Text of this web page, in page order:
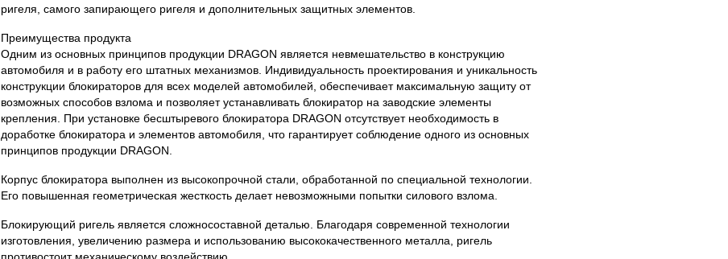
ригеля, самого запирающего ригеля и дополнительных защитных элементов.
Преимущества продукта
Одним из основных принципов продукции DRAGON является невмешательство в конструкцию
автомобиля и в работу его штатных механизмов. Индивидуальность проектирования и уникальность
конструкции блокираторов для всех моделей автомобилей, обеспечивает максимальную защиту от
возможных способов взлома и позволяет устанавливать блокиратор на заводские элементы
крепления. При установке бесштыревого блокиратора DRAGON отсутствует необходимость в
доработке блокиратора и элементов автомобиля, что гарантирует соблюдение одного из основных
принципов продукции DRAGON.
Корпус блокиратора выполнен из высокопрочной стали, обработанной по специальной технологии.
Его повышенная геометрическая жесткость делает невозможными попытки силового взлома.
Блокирующий ригель является сложносоставной деталью. Благодаря современной технологии
изготовления, увеличению размера и использованию высококачественного металла, ригель